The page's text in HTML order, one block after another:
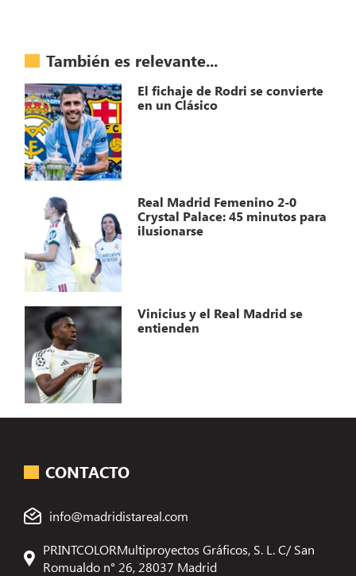
También es relevante...
El fichaje de Rodri se convierte
en un Clásico
Real Madrid Femenino 2-0
Crystal Palace: 45 minutos para
ilusionarse
Vinicius y el Real Madrid se
entienden
CONTACTO
info@madridistareal.com
PRINTCOLORMultiproyectos Gráficos, S. L. C/ San
Romualdo n° 26, 28037 Madrid